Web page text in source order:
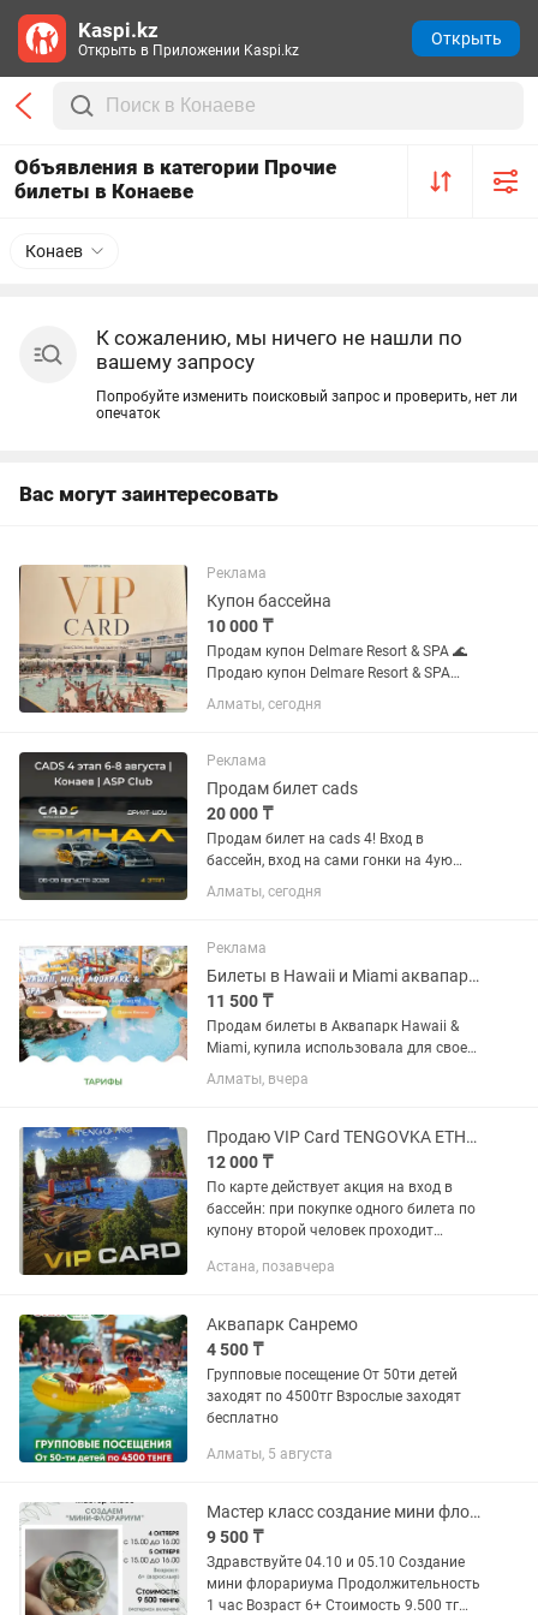
Объявления в категории Прочие
билеты в Конаеве
Конаев
К сожалению, мы ничего не нашли по
вашему запросу
Попробуйте изменить поисковый запрос и проверить, нет ли
опечаток
Вас могут заинтересовать
Реклама
Купон бассейна
10 000 ₸
Продам купон Delmare Resort & SPA 🌊
Продаю купон Delmare Resort & SPA
(бассейн/SPA). ✔️ Действующий купон.
✔️ Отличная возможность отдохнуть
Алматы, сегодня
Реклама
Продам билет cads
20 000 ₸
Продам билет на cads 4! Вход в
бассейн, вход на сами гонки на 4ую
трибуну и тех. Парк. И концерт
Скриптонита
Алматы, сегодня
Реклама
Билеты в Hawaii и Miami аквапарк, Ташкентский тракт
11 500 ₸
Продам билеты в Аквапарк Hawaii &
Miami, купила использовала для своей
семьи и есть не использованные
взрослые билеты, вход в Аквапарк на
11500 тг. + 10% скидка на...
Алматы, вчера
Продаю VIP Card TENGOVKA ETHNO
12 000 ₸
По карте действует акция на вход в
бассейн: при покупке одного билета по
купону второй человек проходит
билета входят: бассейн; лежаки;
Астана, позавчера
Аквапарк Санремо
4 500 ₸
Групповые посещение От 50ти детей
заходят по 4500тг Взрослые заходят
бесплатно
Алматы, 5 августа
Мастер класс создание мини флорариума
9 500 ₸
Здравствуйте 04.10 и 05.10 Создание
мини флорариума Продолжительность
1 час Возраст 6+ Стоимость 9.500 тг
Kaspi.kz
Открыть в Приложении Kaspi.kz
Открыть